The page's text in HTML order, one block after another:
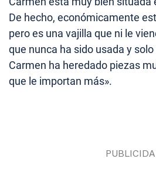
De hecho, económicamente
pero es una vajilla que ni le
que nunca ha sido usada y
Carmen ha heredado piezas
que le importan más».